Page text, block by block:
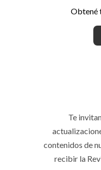
Obtené
Te
contenidos de
recibir la